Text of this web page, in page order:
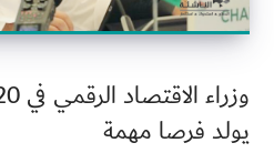
يولد فرصا مهمة